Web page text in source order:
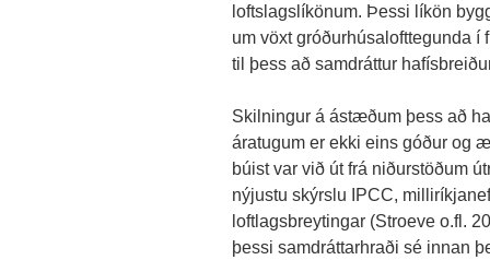
loftslagslíkönum. Þessi líkön
um vöxt gróðurhúsalofttegunda
til þess að samdráttur
Skilningur á ástæðum þess að
áratugum er ekki eins góður og
búist var við út frá niðurstöðum
nýjustu skýrslu IPCC,
loftlagsbreytingar (Stroeve o.fl.
þessi samdráttarhraði sé innan